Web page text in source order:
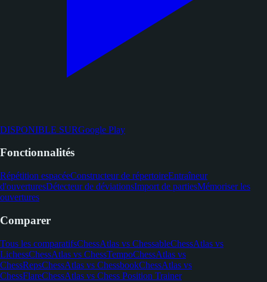
DISPONIBLE SURGoogle Play
Fonctionnalités
Répétition espacéeConstructeur de répertoireEntraîneur
d'ouverturesDétecteur de déviationsImport de partiesMémoriser les
ouvertures
Comparer
Tous les comparatifsChessAtlas vs ChessableChessAtlas vs
LichessChessAtlas vs ChessTempoChessAtlas vs
ChessRepsChessAtlas vs ChessbookChessAtlas vs
ChessFlareChessAtlas vs Chess Position Trainer